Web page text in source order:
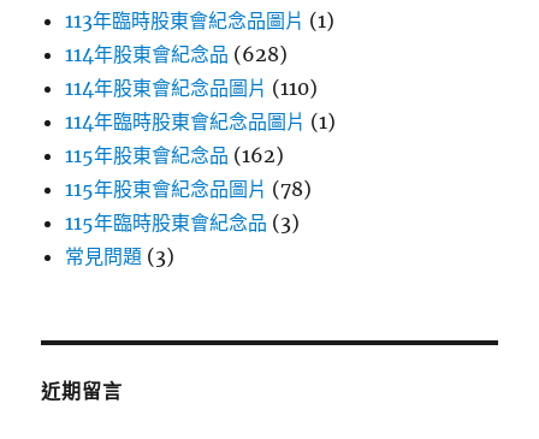
113年臨時股東會紀念品圖片 (1)
114年股東會紀念品 (628)
114年股東會紀念品圖片 (110)
114年臨時股東會紀念品圖片 (1)
115年股東會紀念品 (162)
115年股東會紀念品圖片 (78)
115年臨時股東會紀念品 (3)
常見問題 (3)
近期留言